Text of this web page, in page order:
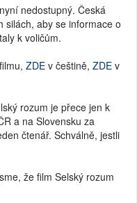
nedostupný. Česká
silách, aby se informace o
k voličům.
ZDE v češtině, ZDE v
rozum je přece jen k
a na Slovensku za
čtenář. Schválně, jestli
že film Selský rozum